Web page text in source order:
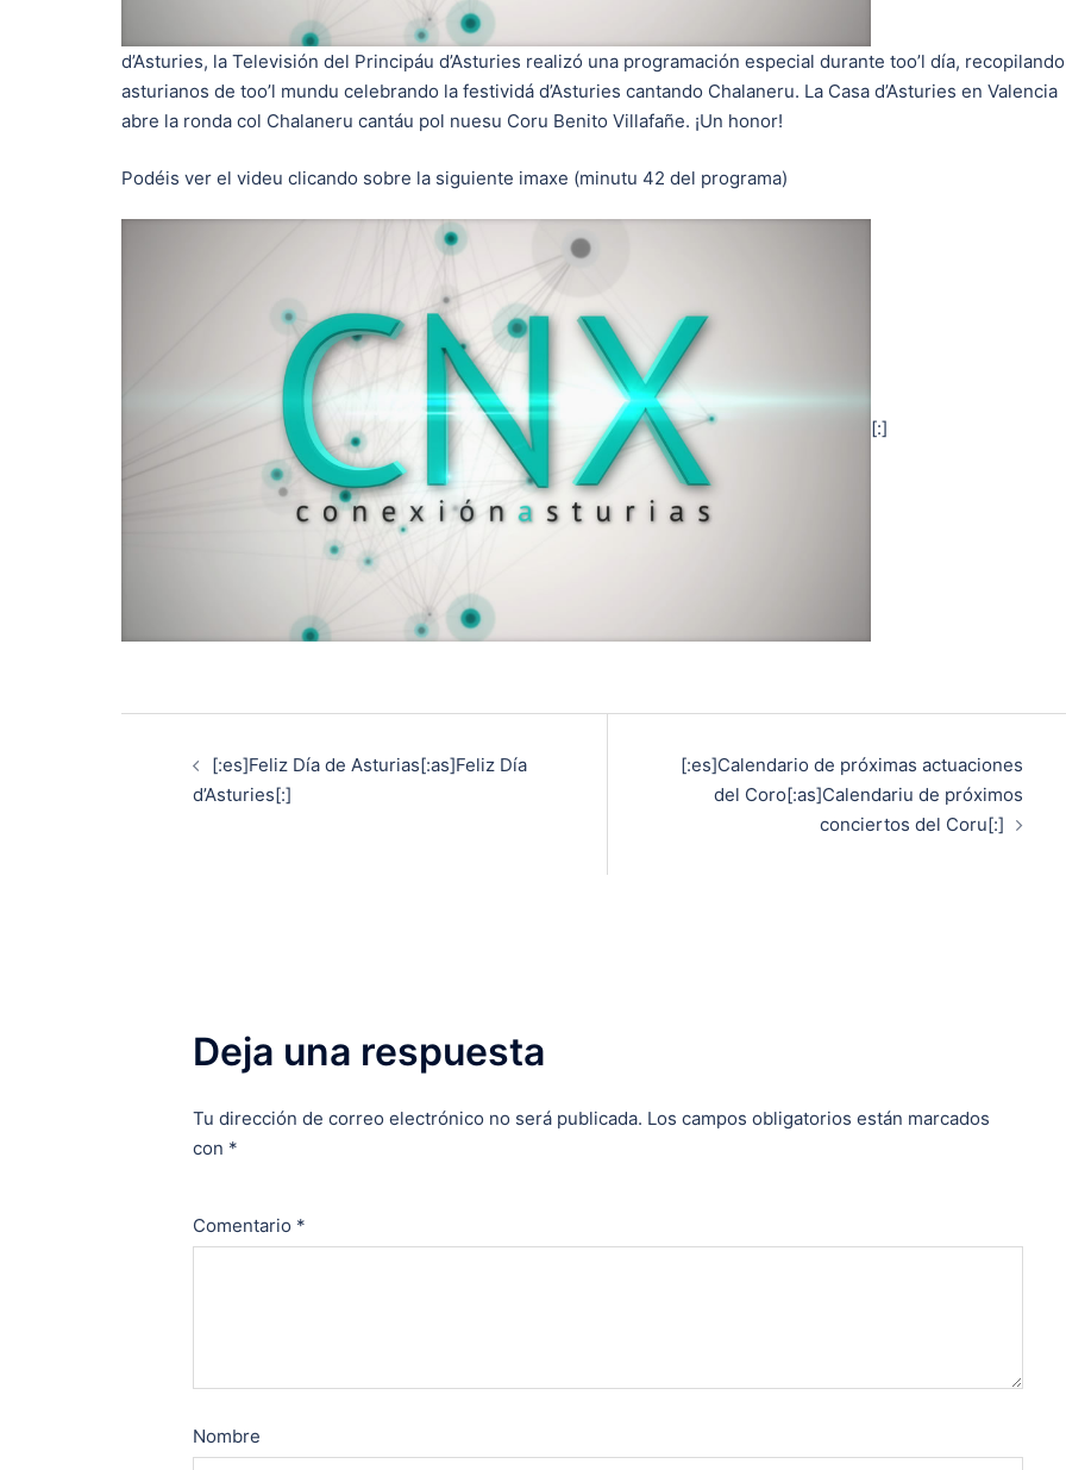
d’Asturies, la Televisión del Principáu d’Asturies realizó una programación especial durante too’l día,
asturianos de too’l mundu celebrando la festividá d’Asturies cantando Chalaneru. La Casa d’Asturies en Valencia
abre la ronda col Chalaneru cantáu pol nuesu Coru Benito Villafañe. ¡Un honor!
Podéis ver el videu clicando sobre la siguiente imaxe (minutu 42 del programa)
[:]
[:es]Feliz Día de Asturias[:as]Feliz Día
d’Asturies[:]
[:es]Calendario de próximas actuaciones
del Coro[:as]Calendariu de próximos
conciertos del Coru[:]
Deja una respuesta
Tu dirección de correo electrónico no será publicada. Los campos obligatorios están marcados
con *
Comentario *
Nombre